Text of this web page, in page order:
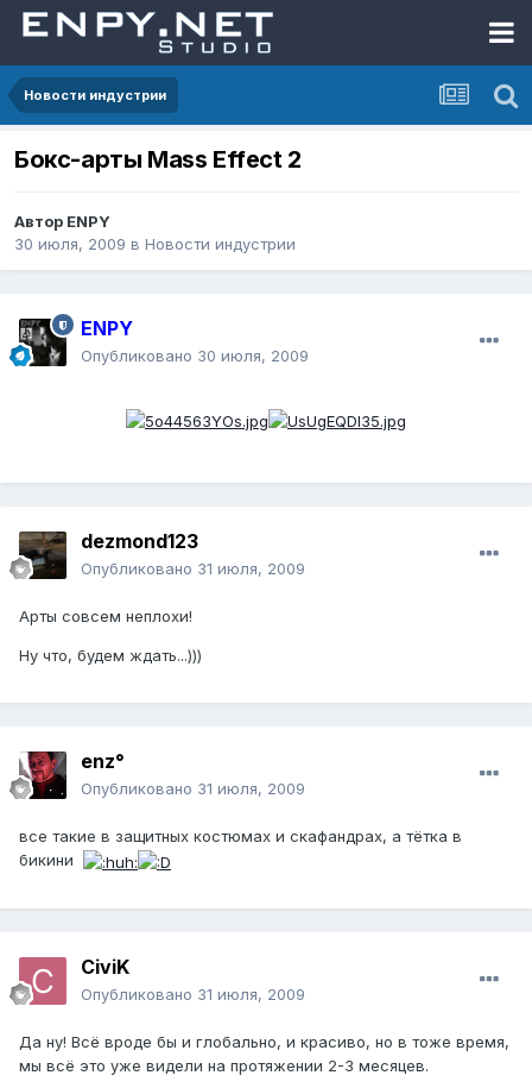
Новости индустрии
Бокс-арты Mass Effect 2
Автор ENPY
30 июля, 2009 в Новости индустрии
ENPY
Опубликовано 30 июля, 2009
dezmond123
Опубликовано 31 июля, 2009
Арты совсем неплохи!
Ну что, будем ждать...)))
enz°
Опубликовано 31 июля, 2009
все такие в защитных костюмах и скафандрах, а тётка в
бикини
CiviK
Опубликовано 31 июля, 2009
Да ну! Всё вроде бы и глобально, и красиво, но в тоже время,
мы всё это уже видели на протяжении 2-3 месяцев.